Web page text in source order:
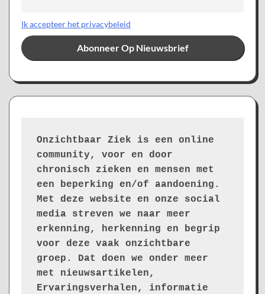
Ik accepteer het privacybeleid
Onzichtbaar Ziek is een online
community, voor en door
chronisch zieken en mensen met
een beperking en/of aandoening.
Met deze website en onze social
media streven we naar meer
erkenning, herkenning en begrip
voor deze vaak onzichtbare
groep. Dat doen we onder meer
met nieuwsartikelen,
Ervaringsverhalen, informatie